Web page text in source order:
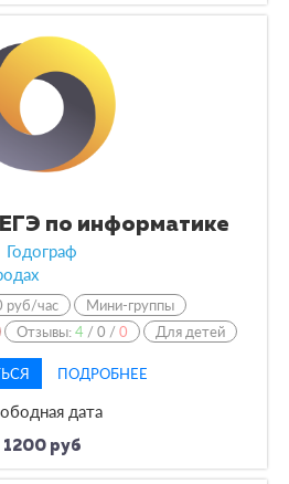
по информатике
Годограф
руб/час
Мини-группы
Отзывы:4 /0 /0 Для детей
ПОДРОБНЕЕ
дата
1200 руб